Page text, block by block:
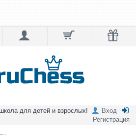
для детей и взрослых!
Вход
Регистрация